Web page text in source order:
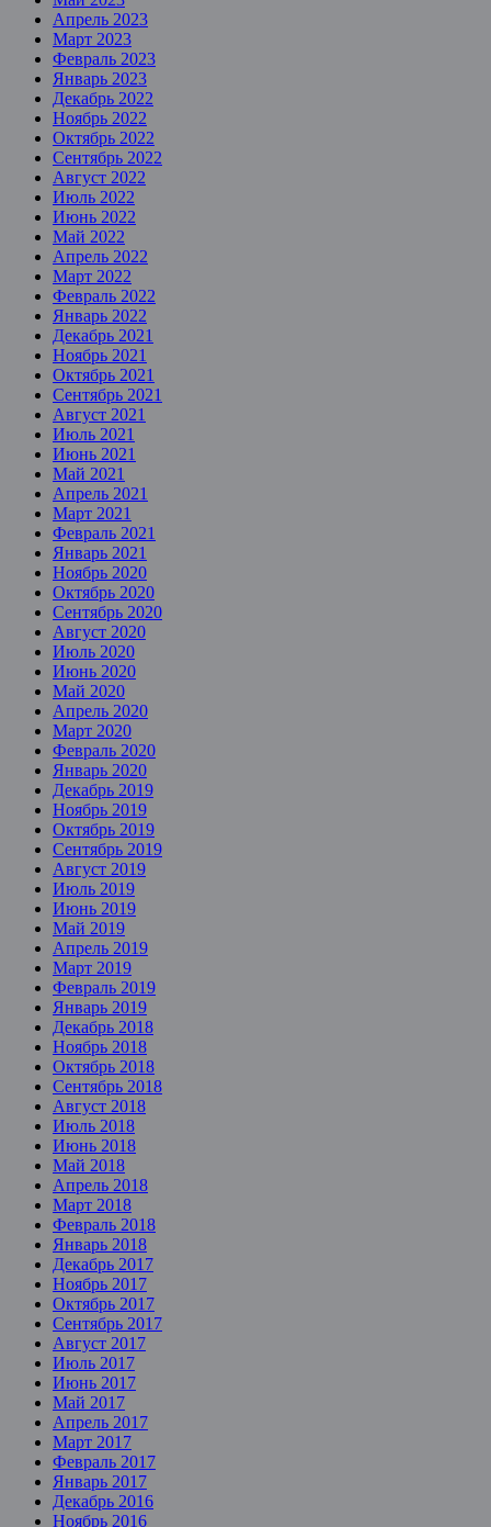
Апрель 2023
Март 2023
Февраль 2023
Январь 2023
Декабрь 2022
Ноябрь 2022
Октябрь 2022
Сентябрь 2022
Август 2022
Июль 2022
Июнь 2022
Май 2022
Апрель 2022
Март 2022
Февраль 2022
Январь 2022
Декабрь 2021
Ноябрь 2021
Октябрь 2021
Сентябрь 2021
Август 2021
Июль 2021
Июнь 2021
Май 2021
Апрель 2021
Март 2021
Февраль 2021
Январь 2021
Ноябрь 2020
Октябрь 2020
Сентябрь 2020
Август 2020
Июль 2020
Июнь 2020
Май 2020
Апрель 2020
Март 2020
Февраль 2020
Январь 2020
Декабрь 2019
Ноябрь 2019
Октябрь 2019
Сентябрь 2019
Август 2019
Июль 2019
Июнь 2019
Май 2019
Апрель 2019
Март 2019
Февраль 2019
Январь 2019
Декабрь 2018
Ноябрь 2018
Октябрь 2018
Сентябрь 2018
Август 2018
Июль 2018
Июнь 2018
Май 2018
Апрель 2018
Март 2018
Февраль 2018
Январь 2018
Декабрь 2017
Ноябрь 2017
Октябрь 2017
Сентябрь 2017
Август 2017
Июль 2017
Июнь 2017
Май 2017
Апрель 2017
Март 2017
Февраль 2017
Январь 2017
Декабрь 2016
Ноябрь 2016